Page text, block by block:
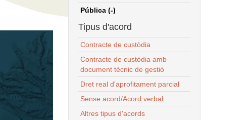
Pública (-)
Tipus d'acord
Contracte de custòdia
Contracte de custòdia amb
document tècnic de gestió
Dret real d'aprofitament parcial
Sense acord/Acord verbal
Altres tipus d'acords